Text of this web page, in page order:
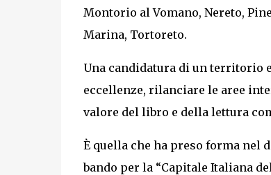
Montorio al Vomano, Nereto,
Marina, Tortoreto.
Una candidatura di un territorio
eccellenze, rilanciare le aree
valore del libro e della lettura
È quella che ha preso forma nel
bando per la “Capitale Italiana